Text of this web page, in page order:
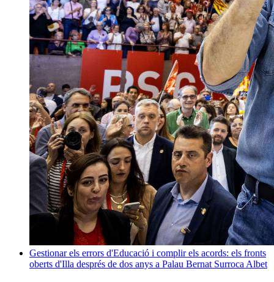
Gestionar els errors d'Educació i complir els acords: els fronts
oberts d'Illa després de dos anys a Palau Bernat Surroca Albet